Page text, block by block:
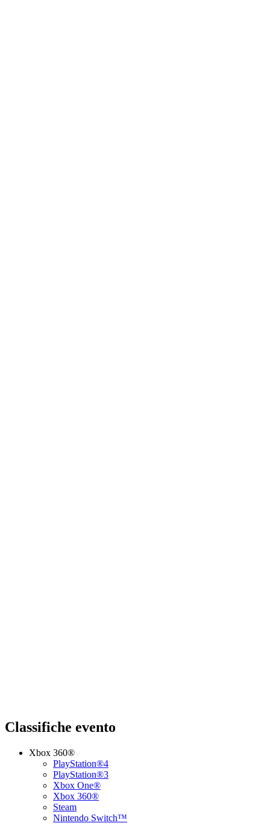
Classifiche evento
Xbox 360®
PlayStation®4
PlayStation®3
Xbox One®
Xbox 360®
Steam
Nintendo Switch™